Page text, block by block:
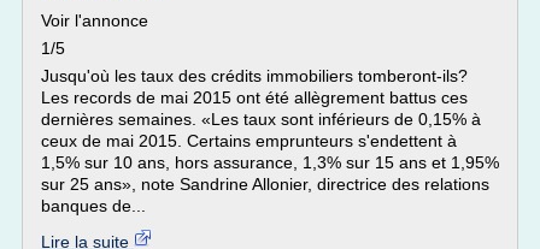
Voir l'annonce
1/5
Jusqu'où les taux des crédits immobiliers tomberont-ils?
Les records de mai 2015 ont été allègrement battus ces
dernières semaines. «Les taux sont inférieurs de 0,15% à
ceux de mai 2015. Certains emprunteurs s'endettent à
1,5% sur 10 ans, hors assurance, 1,3% sur 15 ans et 1,95%
sur 25 ans», note Sandrine Allonier, directrice des relations
banques de...
Lire la suite